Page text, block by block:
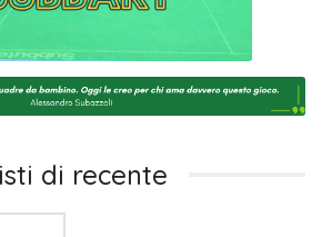
di recente